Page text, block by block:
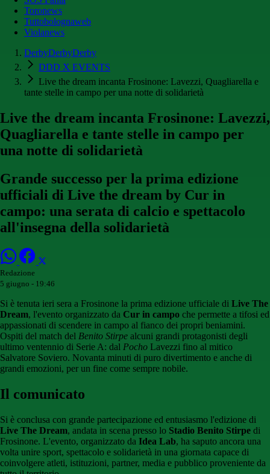
Toronews
Tuttobolognaweb
Violanews
DerbyDerbyDerby
DDD X EVENTS
Live the dream incanta Frosinone: Lavezzi, Quagliarella e
tante stelle in campo per una notte di solidarietà
Live the dream incanta Frosinone: Lavezzi,
Quagliarella e tante stelle in campo per
una notte di solidarietà
Grande successo per la prima edizione
ufficiali di Live the dream by Cur in
campo: una serata di calcio e spettacolo
all'insegna della solidarietà
Redazione
5 giugno - 19:46
Si è tenuta ieri sera a Frosinone la prima edizione ufficiale di Live The
Dream, l'evento organizzato da Cur in campo che permette a tifosi ed
appassionati di scendere in campo al fianco dei propri beniamini.
Ospiti del match del Benito Stirpe alcuni grandi protagonisti degli
ultimo ventennio di Serie A: dal Pocho Lavezzi fino al mitico
Salvatore Soviero. Novanta minuti di puro divertimento e anche di
grandi emozioni, per un fine come sempre nobile.
Il comunicato
Si è conclusa con grande partecipazione ed entusiasmo l'edizione di
Live The Dream, andata in scena presso lo Stadio Benito Stirpe di
Frosinone. L'evento, organizzato da Idea Lab, ha saputo ancora una
volta unire sport, spettacolo e solidarietà in una giornata capace di
coinvolgere atleti, istituzioni, partner, media e pubblico proveniente da